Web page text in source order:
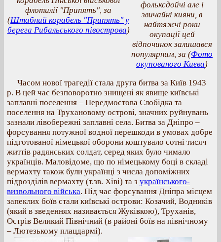
флотилії "Припять", за
(Штабний корабель "Припять" у
берега Рибальського півострова)
фольксдойчі але і
звичайні кияни, в
найтяжчі роки
окупації цей
відпочинок залишався
популярним, за (Фото
окупованого Києва)
Часом нової трагедії стала друга битва за Київ 1943
р. В цей час безповоротно знищені як явище київські
заплавні поселення – Передмостова Слобідка та
поселення на Трухановому острові, значних руйнувань
зазнали лівобережні заплавні села. Битва за Дніпро –
форсування потужної водної перешкоди в умовах добре
підготованої німецької оборони коштувало сотні тисяч
життів радянських солдат, серед яких було чимало
українців. Маловідоме, що по німецькому боці в складі
вермахту також були українці з числа допоміжних
підрозділів вермахту (т.зв. Хіві) та з українського-
визвольного війська. Під час форсування Дніпра місцем
запеклих боїв стали київські острови: Козачий, Водників
(який в зведеннях називається Жуківкою), Труханів,
Острів Великий Північний (в районі боїв на північному
– Лютезькому плацдармі).